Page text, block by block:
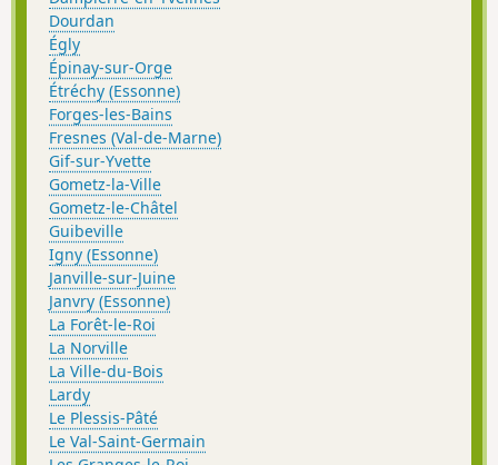
Dourdan
Égly
Épinay-sur-Orge
Étréchy (Essonne)
Forges-les-Bains
Fresnes (Val-de-Marne)
Gif-sur-Yvette
Gometz-la-Ville
Gometz-le-Châtel
Guibeville
Igny (Essonne)
Janville-sur-Juine
Janvry (Essonne)
La Forêt-le-Roi
La Norville
La Ville-du-Bois
Lardy
Le Plessis-Pâté
Le Val-Saint-Germain